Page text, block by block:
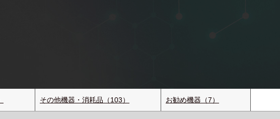
その他機器・消耗品（103） お勧め機器（7）